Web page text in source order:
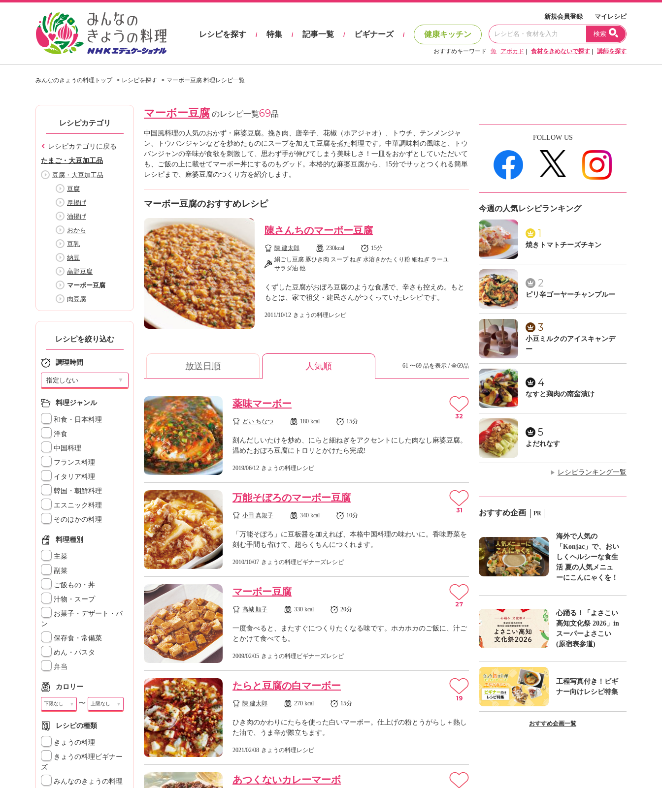
し
シ
を
見
つ
け
よ
N
K
エ
デ
ュ
ケ
ー
シ
ョ
ナ
き
う
の
料
理
」
新規会員登録 マイレシピ
レシピを探す / 特集 / 記事一覧 / ビギナーズ / 健康キッチン 検索
おすすめキーワード 魚 アボカド 食材をきめないで探す 講師を探す
みんなのきょうの料理トップ レシピを探す マーボー豆腐 料理レシピ一覧
レシピカテゴリ
レシピカテゴリに戻る
たまご・大豆加工品
豆腐・大豆加工品
豆腐
厚揚げ
油揚げ
おから
豆乳
納豆
高野豆腐
マーボー豆腐
肉豆腐
レシピを絞り込む
調理時間
▼
料理ジャンル
和食・日本料理
洋食
中国料理
フランス料理
イタリア料理
韓国・朝鮮料理
エスニック料理
そのほかの料理
料理種別
主菜
副菜
ご飯もの・丼
汁物・スープ
お菓子・デザート・パ
ン
保存食・常備菜
めん・パスタ
弁当
カロリー
▼ 〜 ▼
レシピの種類
きょうの料理
きょうの料理ビギナー
ズ
みんなのきょうの料理
マーボー豆腐 のレシピ一覧69品
中国風料理の人気のおかず・麻婆豆腐。挽き肉、唐辛子、花椒（ホアジャオ）、トウチ、テンメンジャ
ン、トウバンジャンなどを炒めたものにスープを加えて豆腐を煮た料理です。中華調味料の風味と、トウ
バンジャンの辛味が食欲を刺激して、思わず手が伸びてしまう美味しさ！一皿をおかずとしていただいて
も、ご飯の上に載せてマーボー丼にするのもグッド。本格的な麻婆豆腐から、15分でサッとつくれる簡単
レシピまで、麻婆豆腐のつくり方を紹介します。
マーボー豆腐のおすすめレシピ
陳さんちのマーボー豆腐
陳 建太郎 230kcal
15分
絹ごし豆腐 豚ひき肉 スープ ねぎ 水溶きかたくり粉 細ねぎ ラーユ
サラダ油 他
くずした豆腐がおぼろ豆腐のような食感で、辛さも控えめ。もと
もとは、家で祖父・建民さんがつくっていたレシピです。
2011/10/12 きょうの料理レシピ
放送日順 人気順 61 〜69 品を表示 / 全69品
薬味マーボー
どい ちなつ 180 kcal 15分
刻んだしいたけを炒め、にらと細ねぎをアクセントにした肉なし麻婆豆腐。
温めたおぼろ豆腐にトロリとかけたら完成!
2019/06/12 きょうの料理レシピ
32
万能そぼろのマーボー豆腐
小田 真規子 340 kcal 10分
「万能そぼろ」に豆板醤を加えれば、本格中国料理の味わいに。香味野菜を
刻む手間も省けて、超らくちんにつくれます。
2010/10/07 きょうの料理ビギナーズレシピ
31
マーボー豆腐
髙城 順子 330 kcal 20分
一度食べると、またすぐにつくりたくなる味です。ホカホカのご飯に、汁ご
とかけて食べても。
2009/02/05 きょうの料理ビギナーズレシピ
27
たらと豆腐の白マーボー
陳 建太郎 270 kcal 15分
ひき肉のかわりにたらを使った白いマーボー。仕上げの粉とうがらし＋熱し
た油で、うま辛が際立ちます。
2021/02/08 きょうの料理レシピ
19
あつくないカレーマーボ
FOLLOW US
今週の人気レシピランキング
1
焼きトマトチーズチキン
2
ピリ辛ゴーヤーチャンプルー
3
小豆ミルクのアイスキャンデ
ー
4
なすと鶏肉の南蛮漬け
5
よだれなす
▶ レシピランキング一覧
おすすめ企画 PR
海外で人気の
「Konjac」で、おい
しくヘルシーな食生
活 夏の人気メニュ
ーにこんにゃくを！
心踊る！「よさこい
高知文化祭 2026」in
スーパーよさこい
(原宿表参道)
工程写真付き！ビギ
ナー向けレシピ特集
おすすめ企画一覧